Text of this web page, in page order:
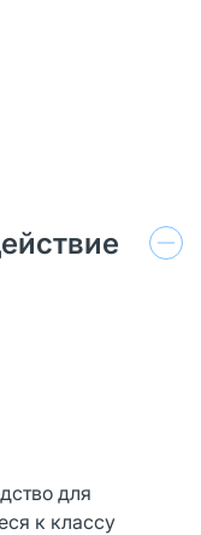
для
к классу